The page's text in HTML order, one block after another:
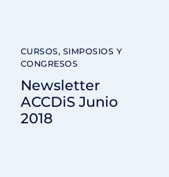
CURSOS, SIMPOSIOS Y
CONGRESOS
Newsletter
ACCDiS Junio
2018